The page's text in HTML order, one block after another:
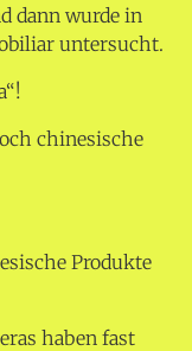
dann wurde in
untersucht.
chinesische
Produkte
haben fast